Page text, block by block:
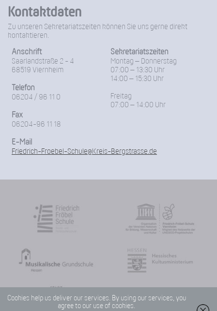
Kontaktdaten
Zu unseren Sekretariatszeiten können Sie uns gerne direkt
kontaktieren.
Anschrift
Saarlandstraße 2 - 4
68519 Viernheim
Telefon
06204 / 96 11 0
Fax
06204-96 11 18
Sekretariatszeiten
Montag – Donnerstag
07:00 – 13:30 Uhr
14:00 – 15:30 Uhr
Freitag
07:00 – 14:00 Uhr
E-Mail
Friedrich-Froebel-Schule@Kreis-Bergstrasse.de
Cookies help us deliver our services. By using our services, you
agree to our use of cookies.